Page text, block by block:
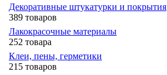
Декоративные штукатурки и покрытия
389 товаров
Лакокрасочные материалы
252 товара
Клеи, пены, герметики
215 товаров